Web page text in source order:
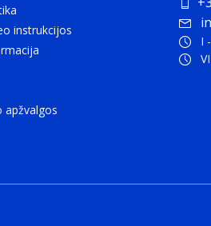
instrukcijos
apžvalgos
I